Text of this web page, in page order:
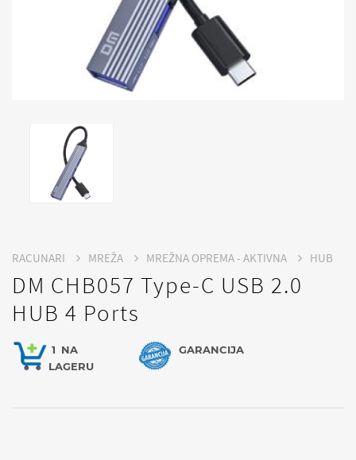
RACUNARI MREŽA MREŽNA OPREMA - AKTIVNA HUB
DM CHB057 Type-C USB 2.0
HUB 4 Ports
1 NA
LAGERU
GARANCIJA